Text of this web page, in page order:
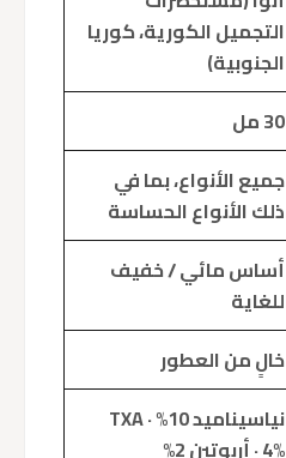
التجميل الكورية، كوريا
الجنوبية)
30 مل
جميع الأنواع، بما في
ذلك الأنواع الحساسة
أساس مائي / خفيف
للغاية
خالٍ من العطور
نياسيناميد 10% · TXA
4% · أربوتين 2%